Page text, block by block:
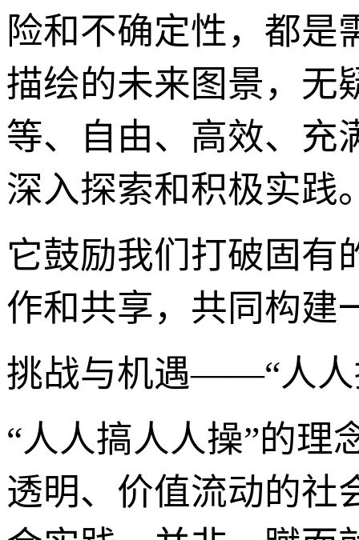
险和不确定性，都是
描绘的未来图景，无
等、自由、高效、充
深入探索和积极实践
它鼓励我们打破固有
作和共享，共同构建
挑战与机遇——“人人
“人人搞人人操”的理
透明、价值流动的社